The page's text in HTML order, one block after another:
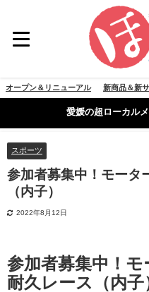
オープン＆リニューアル 新商品＆新
愛媛の超ローカル
スポーツ
参加者募集中！モータ
（内子）
2022年8月12日
参加者募集中！
耐久レース（内子